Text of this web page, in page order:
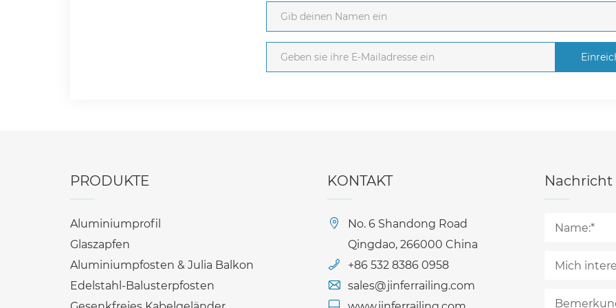
PRODUKTE
Aluminiumprofil
Glaszapfen
Aluminiumpfosten & Julia Balkon
Edelstahl-Balusterpfosten
KONTAKT
No. 6 Shandong Road
Qingdao, 266000 China
+86 532 8386 0958
sales@jinferrailing.com
Nachricht